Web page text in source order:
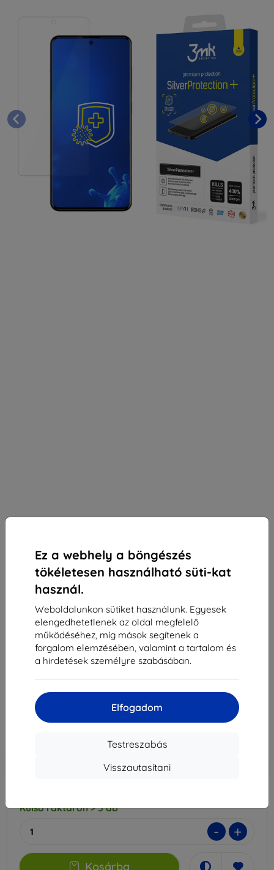
Ez a webhely a böngészés
tökéletesen használható süti-kat
használ.
Weboldalunkon sütiket használunk. Egyesek
elengedhetetlenek az oldal megfelelő
működéséhez, míg mások segítenek a
forgalom elemzésében, valamint a tartalom és
a hirdetések személyre szabásában.
Elfogadom
Testreszabás
Visszautasítani
3mk SilverProtection+ védőfólia Samsung Galaxy
A51 5G-hez
4 390 Ft
3 951 Ft
Kedvezmény kuponnalEXTRA10
Külső raktáron > 5 db
- +
Kosárba